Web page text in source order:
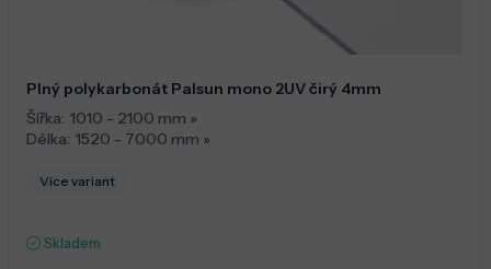
Plný polykarbonát Palsun mono 2UV čirý 4mm
Šířka: 1010 - 2100 mm »
Délka: 1520 - 7000 mm »
Více variant
Skladem